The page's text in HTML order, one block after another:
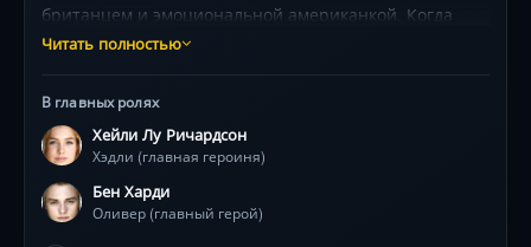
британцем и эмоциональной американкой. Когда
непредвиденная разлука разрушает планы, герои
Среди рождественского Лондона, свадебных цветов и
тихих библиотек разворачивается их погоня за
ускользающим шансом. Хейли Лу Ричардсон и Бен
Харди создают искромётную химию, а неожиданный
образ «Провидения» (Джамила Джамил) добавляет
Читать полностью
В главных ролях
Хейли Лу Ричардсон
Хэдли (главная героиня)
Бен Харди
Оливер (главный герой)